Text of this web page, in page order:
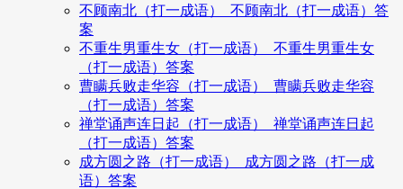
不顾南北（打一成语）_不顾南北（打一成语）答
案
不重生男重生女（打一成语）_不重生男重生女
（打一成语）答案
曹瞒兵败走华容（打一成语）_曹瞒兵败走华容
（打一成语）答案
禅堂诵声连日起（打一成语）_禅堂诵声连日起
（打一成语）答案
成方圆之路（打一成语）_成方圆之路（打一成
语）答案